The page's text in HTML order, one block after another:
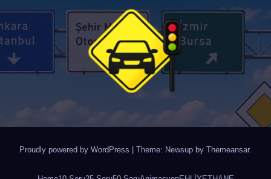
Proudly powered by WordPress Theme: Newsup by Themeansar.